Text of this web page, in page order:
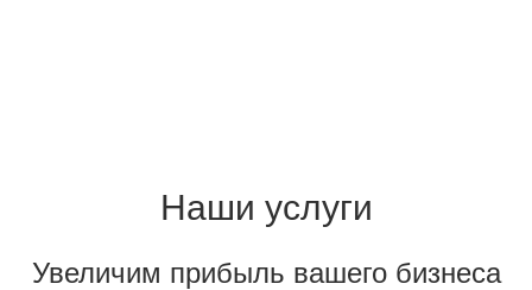
Наши услуги
Увеличим прибыль вашего бизнеса